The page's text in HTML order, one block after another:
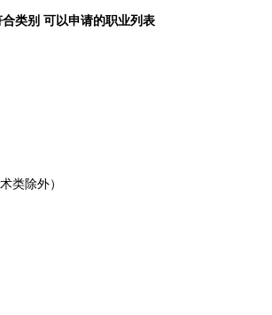
合类别 可以申请的职业列表
类除外）